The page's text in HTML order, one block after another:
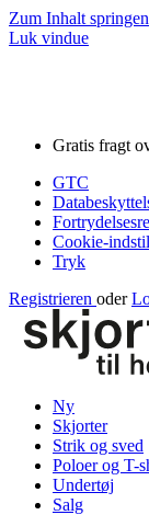
Zum Inhalt springen
Luk vindue
Gratis fragt
GTC
Cookie-
Tryk
Registrieren oder
Ny
Skjorter
Strik og sved
Poloer og T-
Undertøj
Salg